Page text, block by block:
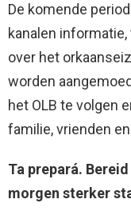
De komende
kanalen
over het
worden
het OLB te volgen
familie, vrienden
Ta prepará.
morgen sterker